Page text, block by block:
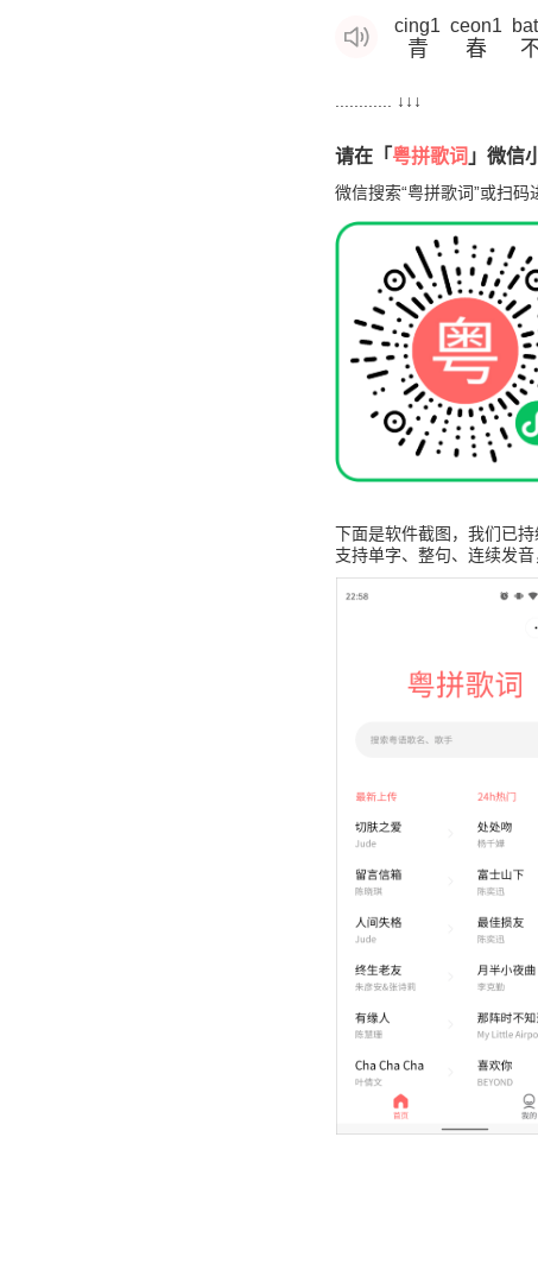
青
cing1
春
ceon1
............ ↓↓↓
请在「 粤拼歌词 」微信
微信搜索“粤拼歌词”或扫
下面是软件截图，我们已
支持单字、整句、连续发